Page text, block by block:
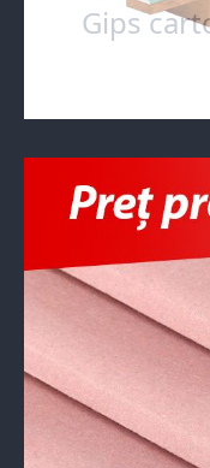
Gips